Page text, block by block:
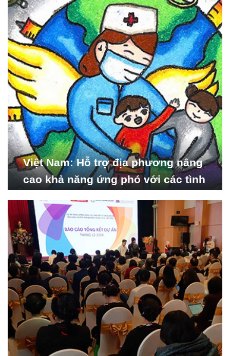
hội_ISDS)
Việt Nam: Hỗ trợ địa phương nâng
cao khả năng ứng phó với các tình